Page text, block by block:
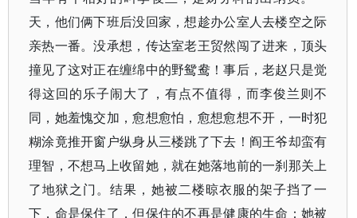
天，他们俩下班后没回家，想趁办公室人去楼空之际
亲热一番。没承想，传达室老王贸然闯了进来，顶头
撞见了这对正在缠绵中的野鸳鸯！事后，老赵只是觉
得这回的乐子闹大了，有点不值得，而李俊兰则不
同，她羞愧交加，愈想愈怕，愈想愈想不开，一时犯
糊涂竟推开窗户纵身从三楼跳了下去！阎王爷却蛮有
理智，不想马上收留她，就在她落地前的一刹那关上
了地狱之门。结果，她被二楼晾衣服的架子挡了一
下，命是保住了，但保住的不再是健康的生命：她被